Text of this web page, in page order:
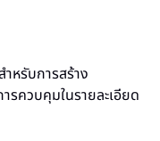
หรับการสร้าง
ควบคุมในรายละเอียด